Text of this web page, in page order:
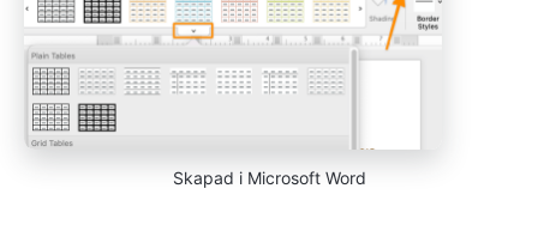
Skapad i Microsoft Word